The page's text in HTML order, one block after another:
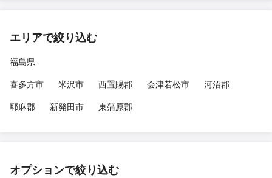
エリアで絞り込む
福島県
喜多方市
米沢市 西置賜郡 会津若松市
河沼郡
耶麻郡
新発田市 東蒲原郡
オプションで絞り込む